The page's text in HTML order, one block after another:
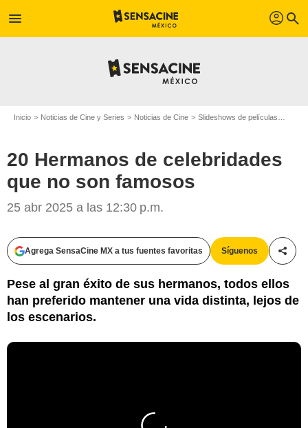
menu profil search
Inicio Noticias de Cine y Series Noticias de Cine Slideshows de películas
20 Hermanos de celebridades
que no son famosos
25 abr 2025 a las 12:30 p.m.
Agrega SensaCine MX a tus fuentes favoritas Síguenos
Pese al gran éxito de sus hermanos, todos ellos
han preferido mantener una vida distinta, lejos de
los escenarios.